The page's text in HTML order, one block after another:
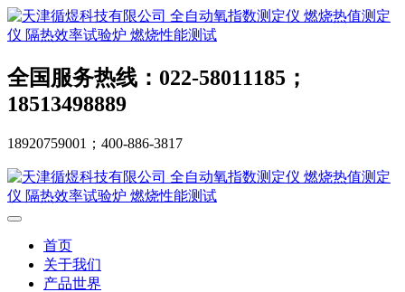
全国服务热线：022-58011185；
18513498889
18920759001；400-886-3817
首页
关于我们
产品世界